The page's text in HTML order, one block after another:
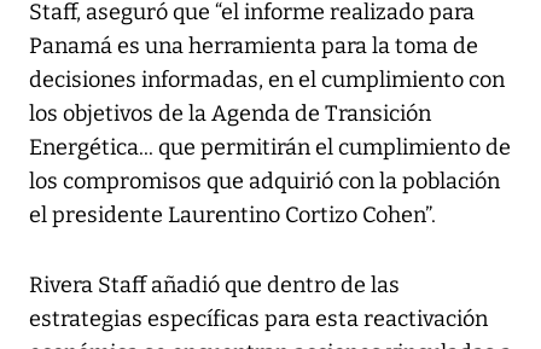
Staff, aseguró que “el informe realizado para
Panamá es una herramienta para la toma de
decisiones informadas, en el cumplimiento con
los objetivos de la Agenda de Transición
Energética... que permitirán el cumplimiento de
los compromisos que adquirió con la población
el presidente Laurentino Cortizo Cohen”.
Rivera Staff añadió que dentro de las
estrategias específicas para esta reactivación